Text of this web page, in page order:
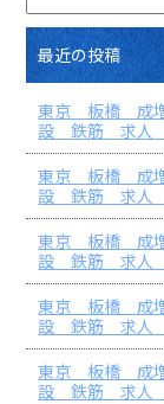
最近の投稿
東京 板橋 成
設 鉄筋 求人
東京 板橋 成
設 鉄筋 求人
東京 板橋 成
設 鉄筋 求人
東京 板橋 成
設 鉄筋 求人
東京 板橋 成
設 鉄筋 求人